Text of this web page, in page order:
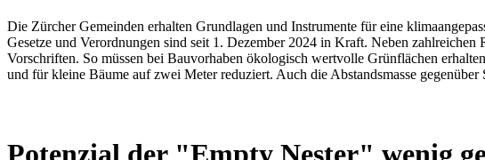
Die Zürcher Gemeinden erhalten Grundlagen und Instrumente für eine
Gesetze und Verordnungen sind seit 1. Dezember 2024 in Kraft. Neben
Vorschriften. So müssen bei Bauvorhaben ökologisch wertvolle Grünflächen
und für kleine Bäume auf zwei Meter reduziert. Auch die Abstandsmasse